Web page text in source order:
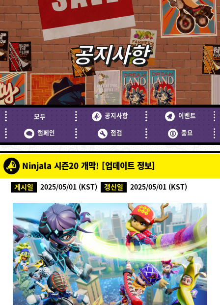
공지사항
모두 공지사항
이벤트
캠페인
점검 중요
Ninjala 시즌20 개막! [업데이트 정보]
게시일 2025/05/01 (KST) 갱신일 2025/05/01 (KST)